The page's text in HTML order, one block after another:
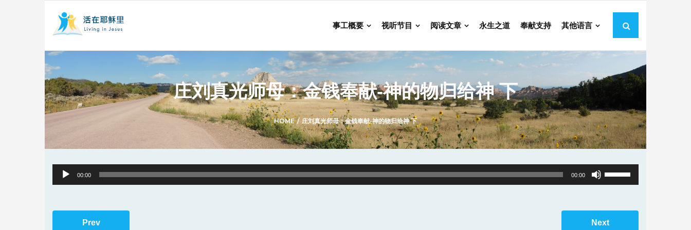
事工概要 视听节目 阅读文章 永生之道 奉献支持 其他语言
庄刘真光师母：金钱奉献-神的物归给神 下
HOME/ 庄刘真光师母：金钱奉献-神的物归给神 下
Audio
Player
00:00 00:00
Use
Up/Down
to
Prev Next